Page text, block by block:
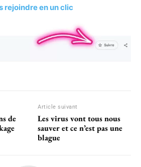
rejoindre en un clic
de
Article suivant
Les virus vont tous nous
sauver et ce n’est pas une
blague